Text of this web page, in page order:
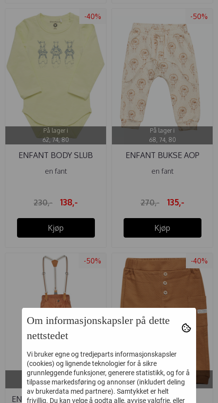
-40%
På lager i
62, 74, 80
ENFANT BODY SLUB
FRENCH ...
en fant
230,- 138,-
Kjøp
-50%
På lager i
68, 74, 80
ENFANT BUKSE AOP
WHITE SMOKE
en fant
270,- 135,-
Kjøp
-50%
På lager i
92
ENFANT BUKSE ENFANT
-40%
På lager i
68, 74, 80
ENFANT BUKSE
Om informasjonskapsler på dette
nettstedet
Vi bruker egne og tredjeparts informasjonskapsler
(cookies) og lignende teknologier for å sikre
grunnleggende funksjoner, generere statistikk, og for å
tilpasse markedsføring og annonser (inkludert deling
av brukerdata med partnere). Samtykket er helt
frivillig. Du kan velge å godta alle, avvise valgfrie, eller